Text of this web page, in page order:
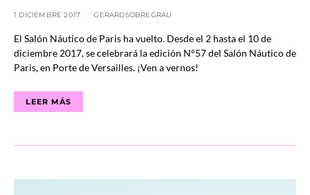
1 DICIEMBRE 2017 GERARDSOBREGRAU
El Salón Náutico de Paris ha vuelto. Desde el 2 hasta el 10 de
diciembre 2017, se celebrará la edición N°57 del Salón Náutico de
Paris, en Porte de Versailles. ¡Ven a vernos!
LEER MÁS